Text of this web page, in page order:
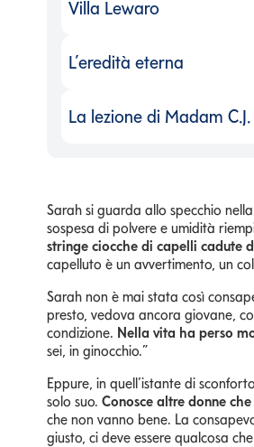
Villa Lewaro
Villa Lewaro
L’eredità eterna
L’eredità eterna
La lezione di Madam C.J.
La lezione di Madam
Sarah si guarda allo specchio
sospesa di polvere e umidità
stringe ciocche di capelli cadute
capelluto è un avvertimento, un
Sarah non è mai stata così
presto, vedova ancora giovane,
condizione. Nella vita ha perso
sei, in ginocchio.”
Eppure, in quell’istante di
solo suo. Conosce altre donne
che non vanno bene. La
giusto, ci deve essere qualcosa